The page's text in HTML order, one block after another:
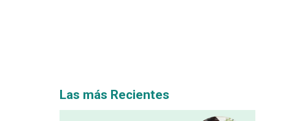
Las más Recientes